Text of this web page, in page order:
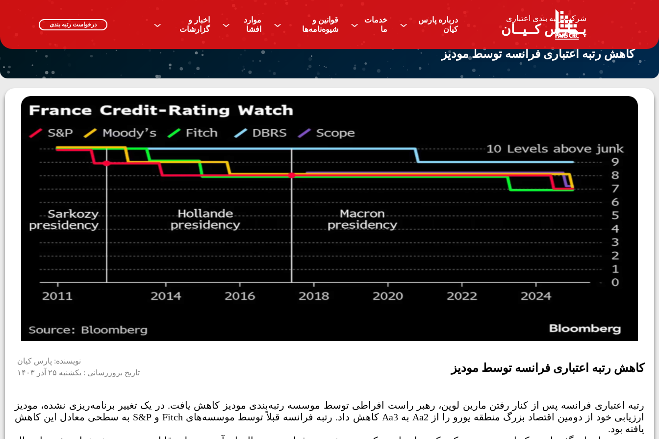
شرکت رتبه بندی اعتباری
پـــارس کــیــان
درباره پارس
کیان
^
خدمات
ما
^
قوانین و
شیوه‌نامه‌ها
^
موارد
افشا
^
اخبار و
گزارشات
^ درخواست رتبه بندی
کاهش رتبه اعتباری فرانسه توسط مودیز
کاهش رتبه اعتباری فرانسه توسط مودیز
نویسنده: پارس کیان
تاریخ بروزرسانی : یکشنبه ۲۵ آذر ۱۴۰۳
رتبه اعتباری فرانسه پس از کنار رفتن مارین لوپن، رهبر راست افراطی توسط موسسه رتبه‌بندی مودیز کاهش یافت. در یک تغییر برنامه‌ریزی نشده، مودیز
ارزیابی خود از دومین اقتصاد بزرگ منطقه یورو را از Aa2 به Aa3 کاهش داد. رتبه فرانسه قبلاً توسط موسسه‌های Fitch و S&P به سطحی معادل این کاهش
یافته بود.